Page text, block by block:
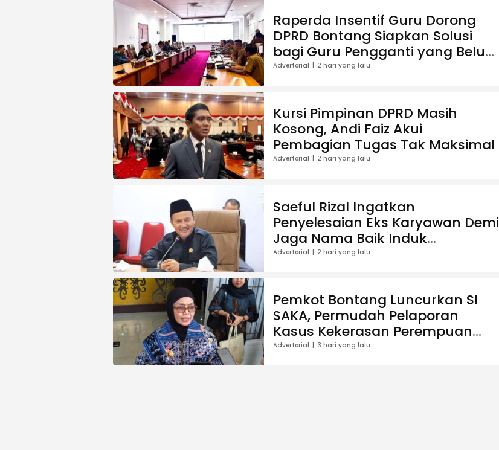
Raperda Insentif Guru Dorong
DPRD Bontang Siapkan Solusi
bagi Guru Pengganti yang Belum
Terdaftar Dapodik
Advertorial 2 hari yang lalu
Kursi Pimpinan DPRD Masih
Kosong, Andi Faiz Akui
Pembagian Tugas Tak Maksimal
Advertorial 2 hari yang lalu
Saeful Rizal Ingatkan
Penyelesaian Eks Karyawan Demi
Jaga Nama Baik Induk
Perusahaan
Advertorial 2 hari yang lalu
Pemkot Bontang Luncurkan SI
SAKA, Permudah Pelaporan
Kasus Kekerasan Perempuan
dan Anak
Advertorial 3 hari yang lalu